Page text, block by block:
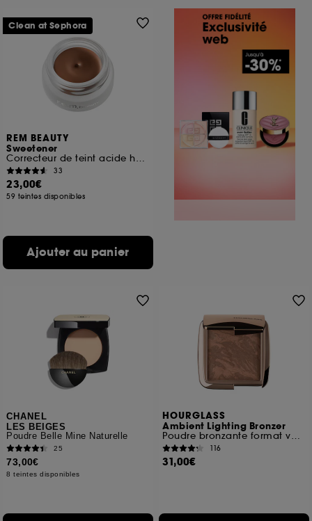
REM BEAUTY
Sweetener
Correcteur de teint acide hyaluronique & vitamine E
33
23,00€
59 teintes disponibles
Ajouter au panier
Clean at Sephora
CHANEL
LES BEIGES
Poudre Belle Mine Naturelle
25
73,00€
8 teintes disponibles
HOURGLASS
Ambient Lighting Bronzer
Poudre bronzante format voyage
116
31,00€